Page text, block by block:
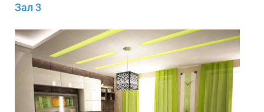
Зал 3